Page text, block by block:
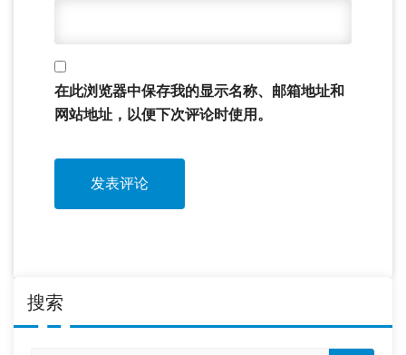
在此浏览器中保存我的显示名称、邮箱地址和
网站地址，以便下次评论时使用。
搜索